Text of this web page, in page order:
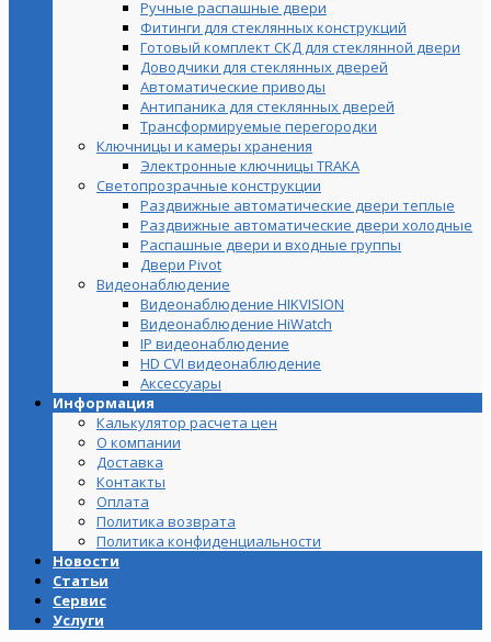
Ручные распашные двери
Фитинги для стеклянных конструкций
Готовый комплект СКД для стеклянной двери
Доводчики для стеклянных дверей
Автоматические приводы
Антипаника для стеклянных дверей
Трансформируемые перегородки
Ключницы и камеры хранения
Электронные ключницы TRAKA
Светопрозрачные конструкции
Раздвижные автоматические двери теплые
Раздвижные автоматические двери холодные
Распашные двери и входные группы
Двери Pivot
Видеонаблюдение
Видеонаблюдение HIKVISION
Видеонаблюдение HiWatch
IP видеонаблюдение
HD CVI видеонаблюдение
Аксессуары
Информация
Калькулятор расчета цен
О компании
Доставка
Контакты
Оплата
Политика возврата
Политика конфиденциальности
Новости
Статьи
Сервис
Услуги